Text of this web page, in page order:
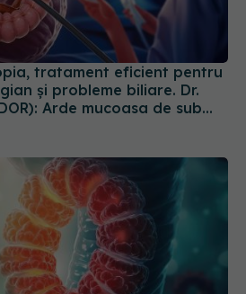
și probleme biliare. Dr.
Arde mucoasa de sub